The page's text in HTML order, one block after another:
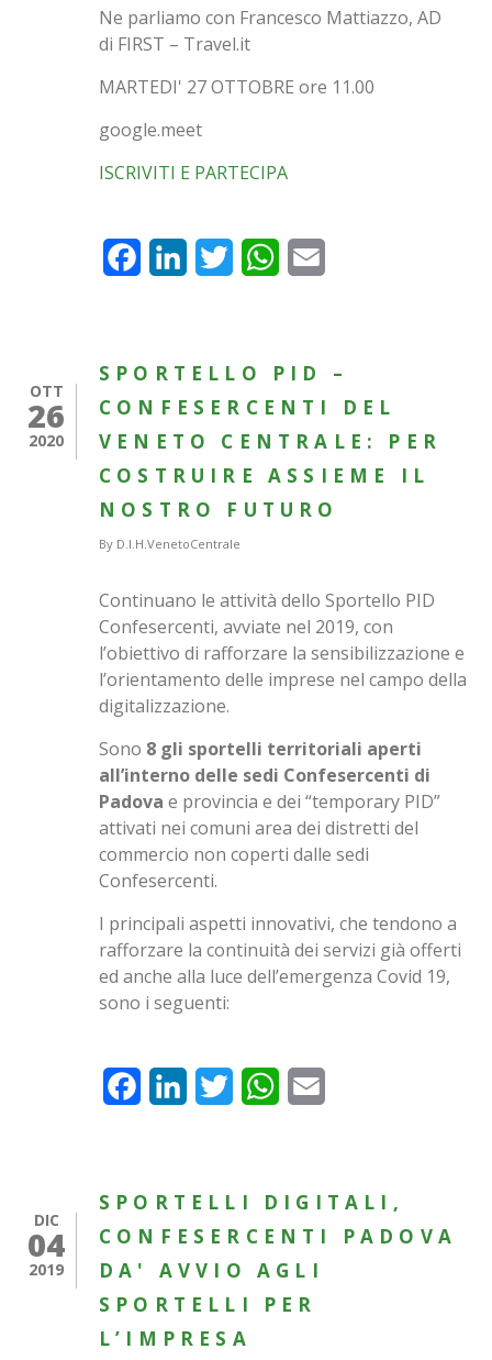
Ne parliamo con Francesco Mattiazzo, AD
di FIRST – Travel.it
MARTEDI' 27 OTTOBRE ore 11.00
google.meet
ISCRIVITI E PARTECIPA
FacebookLinkedInTwitter WhatsApp
OTT
26
2020
SPORTELLO PID –
CONFESERCENTI DEL
VENETO CENTRALE: PER
COSTRUIRE ASSIEME IL
NOSTRO FUTURO
By D.I.H.VenetoCentrale
Continuano le attività dello Sportello PID
Confesercenti, avviate nel 2019, con
l’obiettivo di rafforzare la sensibilizzazione e
l’orientamento delle imprese nel campo della
digitalizzazione.
Sono 8 gli sportelli territoriali aperti
all’interno delle sedi Confesercenti di
Padova e provincia e dei “temporary PID”
attivati nei comuni area dei distretti del
commercio non coperti dalle sedi
Confesercenti.
I principali aspetti innovativi, che tendono a
rafforzare la continuità dei servizi già offerti
ed anche alla luce dell’emergenza Covid 19,
sono i seguenti:
FacebookLinkedInTwitter WhatsApp
DIC
04
2019
SPORTELLI DIGITALI,
CONFESERCENTI PADOVA
DA' AVVIO AGLI
SPORTELLI PER
L’IMPRESA